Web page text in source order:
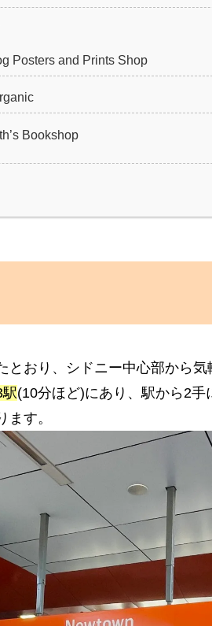
Posters and Prints Shop
Bookshop
とおり、シドニー中心部から気
(10分ほど)にあり、駅から2
す。